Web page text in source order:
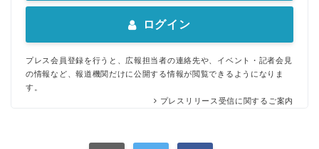
ログイン
プレス会員登録を行うと、広報担当者の連絡先や、イベント・記者会見
の情報など、報道機関だけに公開する情報が閲覧できるようになりま
す。
プレスリリース受信に関するご案内